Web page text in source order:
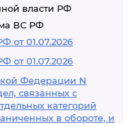
власти РФ
ВС РФ
от 01.07.2026
от 01.07.2026
Федерации N
связанных с
категорий
в обороте, и